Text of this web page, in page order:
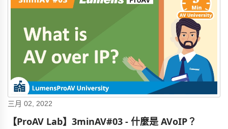
三月 02, 2022
【ProAV Lab】3minAV#03 - 什麼是 AVoIP？